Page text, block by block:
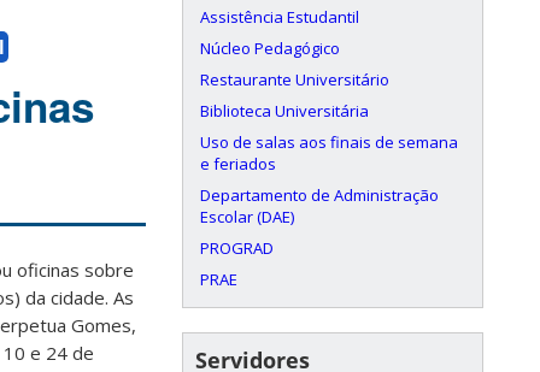
oficinas sobre
da cidade. As
Gomes,
e 24 de
Assistência Estudantil
Núcleo Pedagógico
Restaurante Universitário
Biblioteca Universitária
Uso de salas aos finais de semana
e feriados
Departamento de Administração
Escolar (DAE)
PROGRAD
PRAE
Servidores